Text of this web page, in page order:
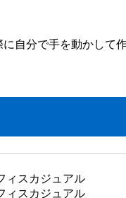
自分で手を動かして
ィスカジュアル
スカジュアル